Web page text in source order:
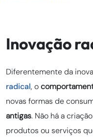
Inovação
Diferentemente da
radical, o
novas formas de
antigas. Não há a
produtos ou serviços